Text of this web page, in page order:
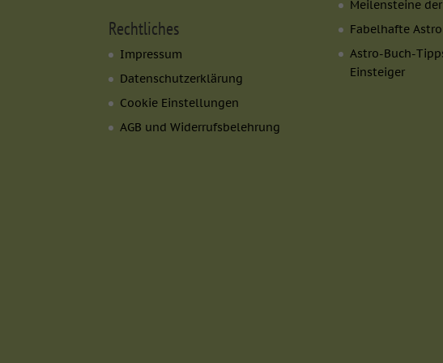
Rechtliches
Impressum
Datenschutzerklärung
Cookie Einstellungen
AGB und Widerrufsbelehrung
Meilensteine
Fabelhafte
Astro-Buch-
Einsteiger
Inhalte von Videoplattformen und
externen Medien akzeptiert werden,
powered by Borlabs Cookie